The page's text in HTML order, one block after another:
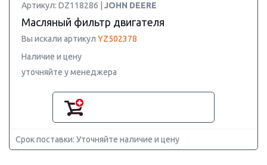
Артикул: DZ118286 | JOHN DEERE
Масляный фильтр двигателя
Вы искали артикул YZ502378
Наличие и цену
уточняйте у менеджера
Срок поставки: Уточняйте наличие и цену